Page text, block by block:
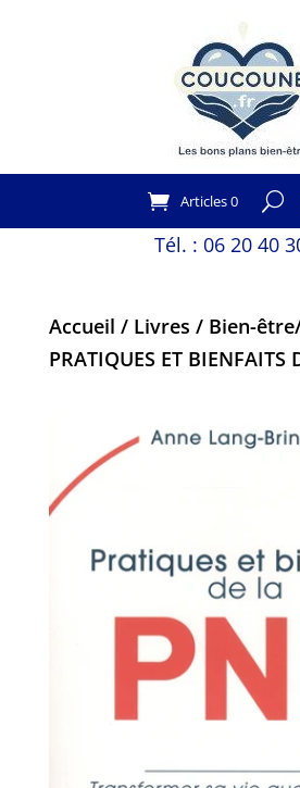
Articles 0
Tél. : 06 20 40
Accueil / Livres / Bien-
PRATIQUES ET BIENFAITS